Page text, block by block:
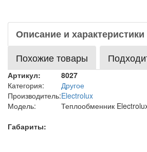
Описание и характеристики
Похожие товары
Артикул:
8027
Категория:
Другое
Производитель:Electrolux
Модель:
Теплообменник
Габариты: